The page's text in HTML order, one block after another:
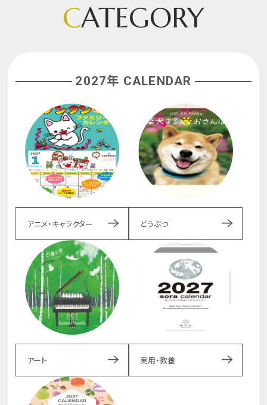
CATEGORY
2027年 CALENDAR
アニメ・キャラクター どうぶつ
アート 実用・教養